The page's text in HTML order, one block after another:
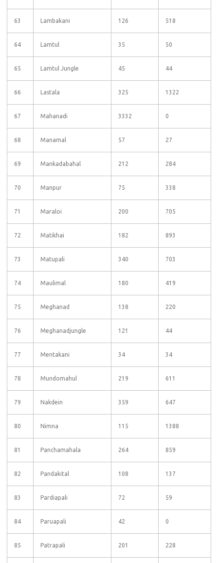
63 Lambakani 126 518
64 Lamtul 35 50
65 Lamtul Jungle 45 44
66 Lastala 325 1322
67 Mahanadi 3332 0
68 Manamal 57 27
69 Mankadabahal 212 284
70 Manpur 75 338
71 Maraloi 200 705
72 Matikhai 182 893
73 Matupali 340 703
74 Maulimal 180 419
75 Meghanad 138 220
76 Meghanadjungle 121 44
77 Mentakani 34 34
78 Mundomahul 219 611
79 Nakdein 359 647
80 Nimna 115 1388
81 Panchamahala 264 859
82 Pandakital 108 137
83 Pardiapali 72 59
84 Paruapali 42 0
85 Patrapali 201 228